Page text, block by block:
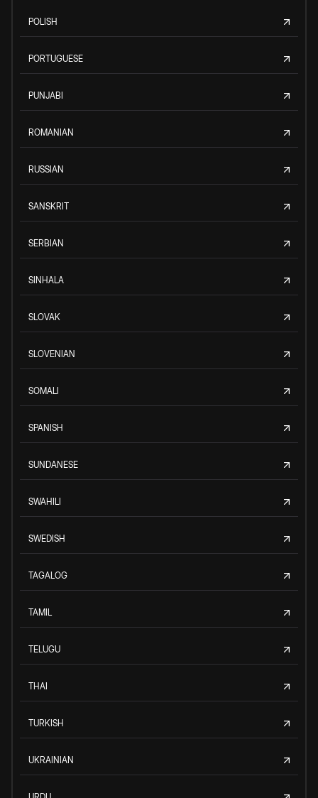
POLISH
PORTUGUESE
PUNJABI
ROMANIAN
RUSSIAN
SANSKRIT
SERBIAN
SINHALA
SLOVAK
SLOVENIAN
SOMALI
SPANISH
SUNDANESE
SWAHILI
SWEDISH
TAGALOG
TAMIL
TELUGU
THAI
TURKISH
UKRAINIAN